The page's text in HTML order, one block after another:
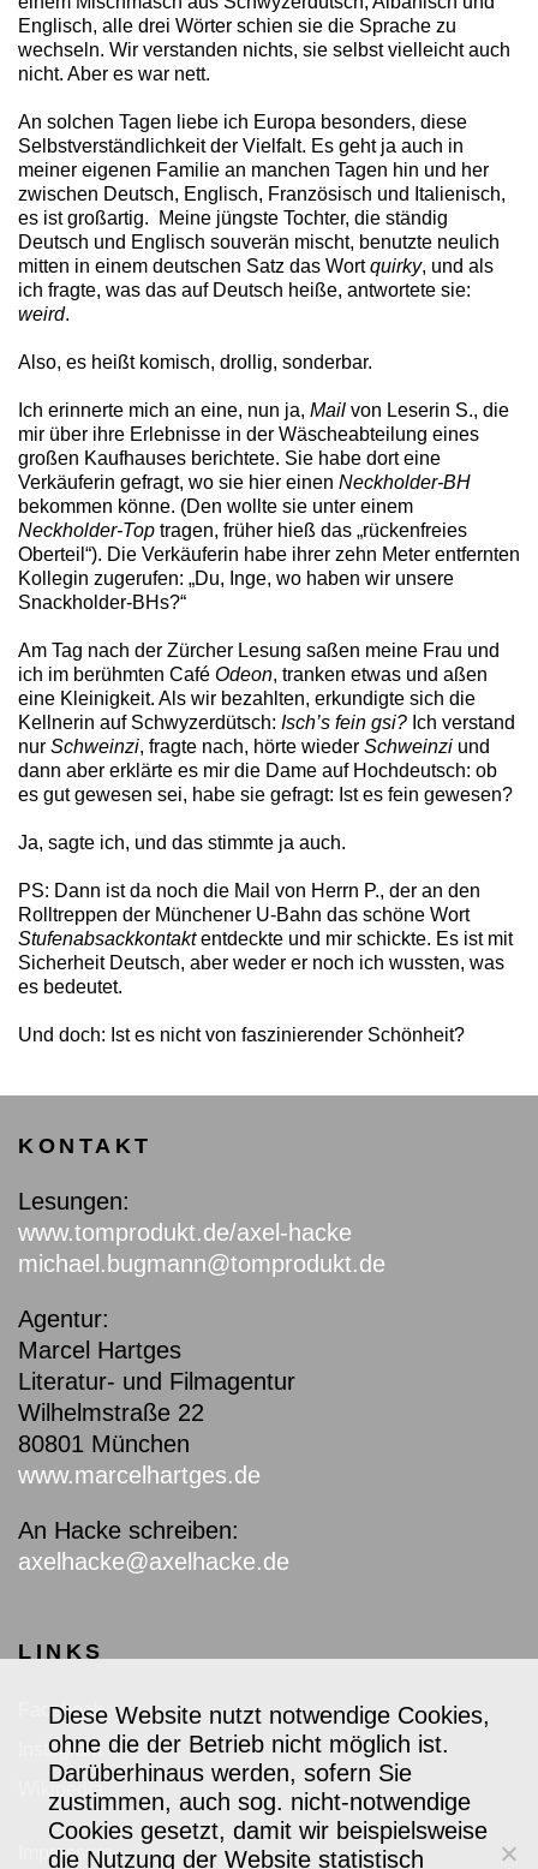
Englisch, alle drei Wörter schien sie die Sprache zu
wechseln. Wir verstanden nichts, sie selbst vielleicht auch
nicht. Aber es war nett.
An solchen Tagen liebe ich Europa besonders, diese
Selbstverständlichkeit der Vielfalt. Es geht ja auch in
meiner eigenen Familie an manchen Tagen hin und her
zwischen Deutsch, Englisch, Französisch und Italienisch,
es ist großartig. Meine jüngste Tochter, die ständig
Deutsch und Englisch souverän mischt, benutzte neulich
mitten in einem deutschen Satz das Wortquirky, und als
ich fragte, was das auf Deutsch heiße, antwortete sie:
weird.
Also, es heißt komisch, drollig, sonderbar.
Ich erinnerte mich an eine, nun ja, Mail von Leserin S., die
mir über ihre Erlebnisse in der Wäscheabteilung eines
großen Kaufhauses berichtete. Sie habe dort eine
Verkäuferin gefragt, wo sie hier einen Neckholder-BH
bekommen könne. (Den wollte sie unter einem
Neckholder-Top tragen, früher hieß das „rückenfreies
Oberteil“). Die Verkäuferin habe ihrer zehn Meter entfernten
Kollegin zugerufen: „Du, Inge, wo haben wir unsere
Snackholder-BHs?“
Am Tag nach der Zürcher Lesung saßen meine Frau und
ich im berühmten Café Odeon, tranken etwas und aßen
eine Kleinigkeit. Als wir bezahlten, erkundigte sich die
Kellnerin auf Schwyzerdütsch: Isch’s fein gsi? Ich verstand
nur Schweinzi, fragte nach, hörte wieder Schweinzi und
dann aber erklärte es mir die Dame auf Hochdeutsch: ob
es gut gewesen sei, habe sie gefragt: Ist es fein gewesen?
Ja, sagte ich, und das stimmte ja auch.
PS: Dann ist da noch die Mail von Herrn P., der an den
Rolltreppen der Münchener U-Bahn das schöne Wort
Stufenabsackkontaktentdeckte und mir schickte. Es ist mit
Sicherheit Deutsch, aber weder er noch ich wussten, was
es bedeutet.
Und doch: Ist es nicht von faszinierender Schönheit?
KONTAKT
Lesungen:
www.tomprodukt.de/axel-hacke
michael.bugmann@tomprodukt.de
Agentur:
Marcel Hartges
Literatur- und Filmagentur
Wilhelmstraße 22
80801 München
www.marcelhartges.de
An Hacke schreiben:
axelhacke@axelhacke.de
LINKS
Facebook
Instagram
Wikipedia
Impressum
Diese Website nutzt notwendige Cookies,
ohne die der Betrieb nicht möglich ist.
Darüberhinaus werden, sofern Sie
zustimmen, auch sog. nicht-notwendige
Cookies gesetzt, damit wir beispielsweise
die Nutzung der Website statistisch